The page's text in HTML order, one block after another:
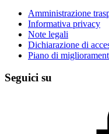
Amministrazione
Informativa privacy
Note legali
Dichiarazione di
Piano di
Seguici su